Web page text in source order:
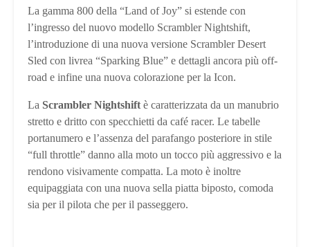
La gamma 800 della “Land of Joy” si estende con
l’ingresso del nuovo modello Scrambler Nightshift,
l’introduzione di una nuova versione Scrambler Desert
Sled con livrea “Sparking Blue” e dettagli ancora più off-
road e infine una nuova colorazione per la Icon.
La Scrambler Nightshift è caratterizzata da un manubrio
stretto e dritto con specchietti da café racer. Le tabelle
portanumero e l’assenza del parafango posteriore in stile
“full throttle” danno alla moto un tocco più aggressivo e la
rendono visivamente compatta. La moto è inoltre
equipaggiata con una nuova sella piatta biposto, comoda
sia per il pilota che per il passeggero.